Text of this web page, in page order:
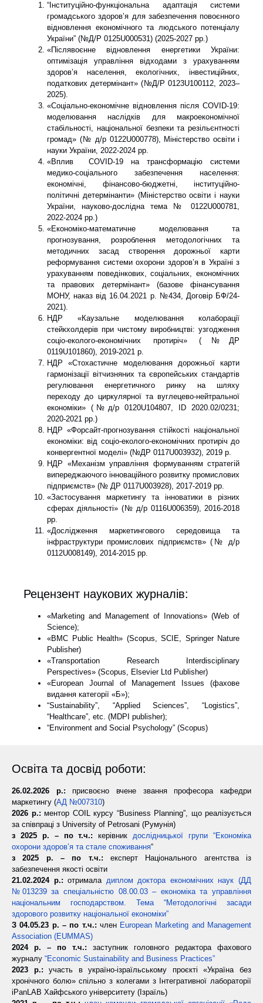
“Інституційно-функціональна адаптація системи
громадського здоров’я для забезпечення повоєнного
відновлення економічного та людського потенціалу
України” (№Д/Р 0125U000531) (2025-2027 рр.)
«Післявоєнне відновлення енергетики України:
оптимізація управління відходами з урахуванням
здоров’я населення, екологічних, інвестиційних,
податкових детермінант» (№Д/Р 0123U100112, 2023–
2025).
«Соціально-економічне відновлення після COVID-19:
моделювання наслідків для макроекономічної
стабільності, національної безпеки та резільєнтності
громад» (№ д/р 0122U000778), Міністерство освіти і
науки України, 2022-2024 рр.
«Вплив COVID-19 на трансформацію системи
медико-соціального забезпечення населення:
економічні, фінансово-бюджетні, інституційно-
політичні детермінанти» (Міністерство освіти і науки
України, науково-дослідна тема № 0122U000781,
2022-2024 рр.)
«Економіко-математичне моделювання та
прогнозування, розроблення методологічних та
методичних засад створення дорожньої карти
реформування системи охорони здоров’я в Україні з
урахуванням поведінкових, соціальних, економічних
та правових детермінант» (базове фінансування
МОНУ, наказ від 16.04.2021 р. №434, Договір БФ/24-
2021).
НДР «Каузальне моделювання колаборації
стейкхолдерів при чистому виробництві: узгодження
соціо-еколого-економічних протиріч» (№ДР
0119U101860), 2019-2021 р.
НДР «Стохастичне моделювання дорожньої карти
гармонізації вітчизняних та європейських стандартів
регулювання енергетичного ринку на шляху
переходу до циркулярної та вуглецево-нейтральної
економіки» (№д/р 0120U104807, ID 2020.02/0231;
2020-2021 рр.)
НДР «Форсайт-прогнозування стійкості національної
економіки: від соціо-еколого-економічних протиріч до
конвергентної моделі» (№ДР 0117U003932), 2019 р.
НДР «Механізм управління формуванням стратегій
випереджаючого інноваційного розвитку промислових
підприємств» (№ ДР 0117U003928), 2017-2019 рр.
«Застосування маркетингу та інноватики в різних
сферах діяльності» (№ д/р 0116U006359), 2016-2018
рр.
«Дослідження маркетингового середовища та
інфраструктури промислових підприємств» (№ д/р
0112U008149), 2014-2015 рр.
Рецензент наукових журналів:
«Marketing and Management of Innovations» (Web of
Science);
«BMC Public Health» (Scopus, SCIE, Springer Nature
Publisher)
«Transportation Research Interdisciplinary
Perspectives» (Scopus, Elsevier Ltd Publisher)
«European Journal of Management Issues (фахове
видання категорії «Б»);
“Sustainability”, “Applied Sciences”, “Logistics”,
“Healthcare”, etc. (MDPI publisher);
“Environment and Social Psychology” (Scopus)
Освіта та досвід роботи:
26.02.2026 р.: присвоєно вчене звання професора кафедри
маркетингу (АД №007310)
2026 р.: ментор COIL курсу “Business Planning”, що реалізується
за співпраці з University of Petrosani (Румунія)
з 2025 р. – по т.ч.: керівникдослідницької групи “Економіка
охорони здоров’я та стале споживання“
з 2025 р. – по т.ч.: експерт Національного агентства із
забезпечення якості освіти
21.02.2024 р.:отримала диплом доктора економічних наук (ДД
№013239 за спеціальністю 08.00.03 – економіка та управління
національним господарством. Тема “Методологічні засади
здорового розвитку національної економіки”
З 04.05.23 р. – по т.ч.: член European Marketing and Management
Association (EUMMAS)
2024 р. – по т.ч.: заступник головного редактора фахового
журналу “Economic Sustainability and Business Practices”
2023 р.: участь в україно-ізраїльському проєкті «Україна без
хронічного болю» спільно з колегами з Інтегративної лабораторії
iPanLAB Хайфського університету (Ізраїль)